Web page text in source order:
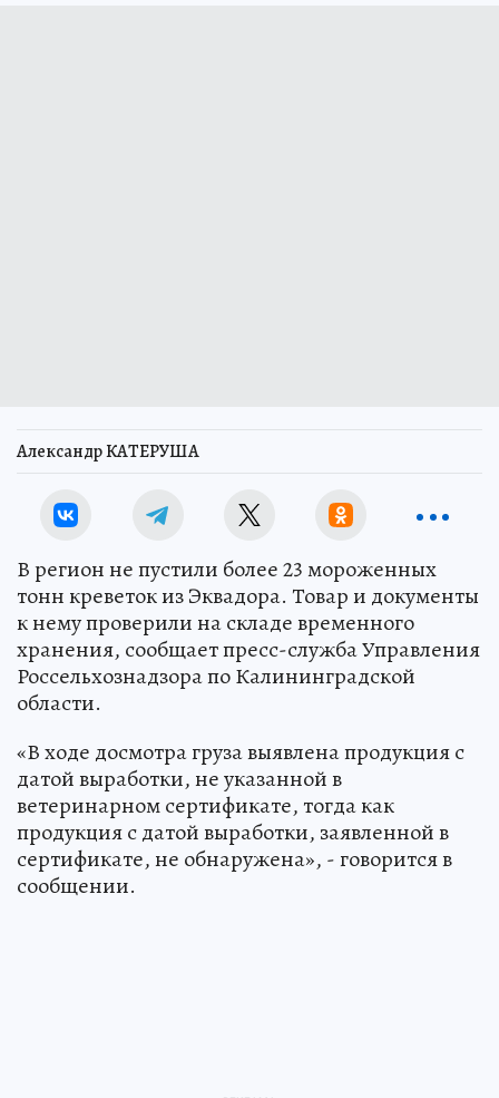
Александр КАТЕРУША
В регион не пустили более 23 мороженных
тонн креветок из Эквадора. Товар и документы
к нему проверили на складе временного
хранения, сообщает пресс-служба Управления
Россельхознадзора по Калининградской
области.
«В ходе досмотра груза выявлена продукция с
датой выработки, не указанной в
ветеринарном сертификате, тогда как
продукция с датой выработки, заявленной в
сертификате, не обнаружена», - говорится в
сообщении.